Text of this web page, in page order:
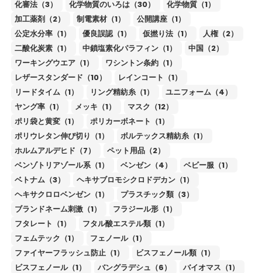
化審法（3）
化学物質のいろは（30）
化学物質（1）
加工薬剤（2）
制電素材（1）
公開講座（1）
公定水分率（1）
優良誤認（1） 仮撚り法（1）
人権（2）
二酸化炭素（1）
中鎖塩素化パラフィン（1）
中国（2）
ワーキングウエア（1）
ワシントン条約（1）
レザースタンダード（10）
レインコート（1）
リードタイム（1）
リング精紡糸（1）
ユニフォーム（4）
ヤング率（1）
メッキ（1）
マスク（12）
ポリ袋と黄変（1）
ポリカーボネート（1）
ポリウレタン伸び切り（1）
ボルテックス精紡糸（1）
ホルムアルデヒド（7）
ペット用品（2）
ベンゾトリアゾール系（1）
ベンゼン（4）
ベビー服（1）
ベトナム（3）
ヘキサブロモシクロドデカン（1）
ヘキサクロロベンゼン（1）
プラスチック類（3）
ブランドネーム刺激（1）
フラジール形（1）
フタレート（1）
フタル酸エステル類（1）
フェムテック（1）
フェノール（1）
ファイヤーフラッシュ防止（1）
ビスフェノール類（1）
ビスフェノール（1）
バングラデシュ（6） バイオマス（1）